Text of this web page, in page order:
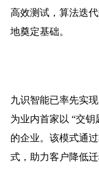
高效测试，算法迭
地奠定基础。
九识智能已率先实
为业内首家以 “交钥
的企业。该模式通
式，助力客户降低